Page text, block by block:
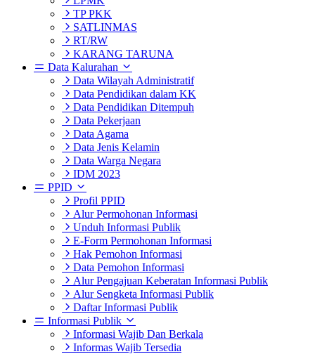
TP PKK
SATLINMAS
RT/RW
KARANG TARUNA
Data Kalurahan
Data Wilayah Administratif
Data Pendidikan dalam KK
Data Pendidikan Ditempuh
Data Pekerjaan
Data Agama
Data Jenis Kelamin
Data Warga Negara
IDM 2023
PPID
Profil PPID
Alur Permohonan Informasi
Unduh Informasi Publik
E-Form Permohonan Informasi
Hak Pemohon Informasi
Data Pemohon Informasi
Alur Pengajuan Keberatan Informasi Publik
Alur Sengketa Informasi Publik
Daftar Informasi Publik
Informasi Publik
Informasi Wajib Dan Berkala
Informas Wajib Tersedia